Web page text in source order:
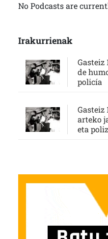
No Podcasts are
Irakurrienak
Gasteiz
de
policía
Gasteiz
arteko
eta